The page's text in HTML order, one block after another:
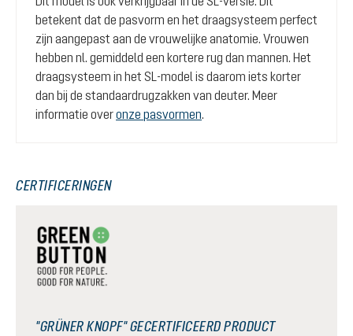
betekent dat de pasvorm en het draagsysteem perfect
zijn aangepast aan de vrouwelijke anatomie. Vrouwen
hebben nl. gemiddeld een kortere rug dan mannen. Het
draagsysteem in het SL-model is daarom iets korter
dan bij de standaardrugzakken van deuter. Meer
informatie overonze pasvormen.
CERTIFICERINGEN
"GRÜNER KNOPF" GECERTIFICEERD PRODUCT